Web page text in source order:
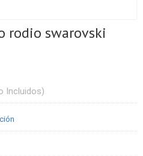
rodio swarovski
Incluidos)